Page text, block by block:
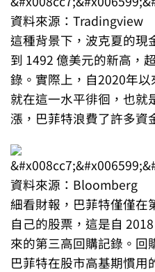
資料來源：Tradingview
這種背景下，波克夏的現
到 1492 億美元的新高，
錄。實際上，自2020年
就在這一水平徘徊，也就
漲，巴菲特浪費了許多資
資料來源：Bloomberg
細看財報，巴菲特僅僅在
自己的股票，這是自
來的第三高回購記錄。回
巴菲特在股市高基期慣用